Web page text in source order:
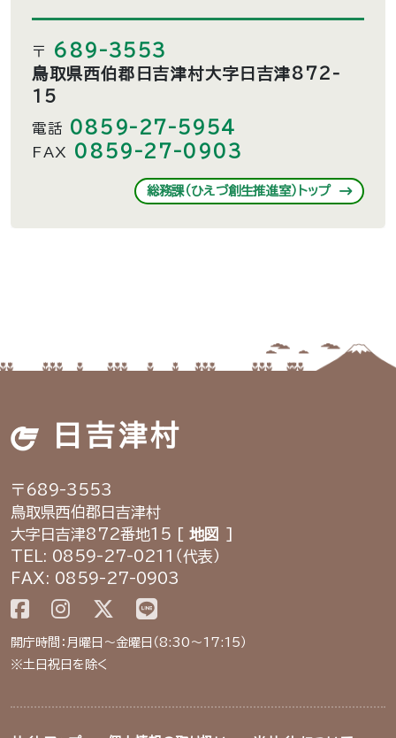
〒 689-3553
鳥取県西伯郡日吉津村大字日吉津872-
15
電話 0859-27-5954
FAX 0859-27-0903
総務課（ひえづ創生推進室）トップ
日吉津村
〒689-3553
鳥取県西伯郡日吉津村
大字日吉津872番地15 [ 地図
]
TEL: 0859-27-0211（代表）
FAX: 0859-27-0903
開庁時間：月曜日～金曜日（8:30～17:15）
※土日祝日を除く